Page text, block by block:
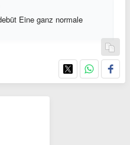
Eine ganz normale